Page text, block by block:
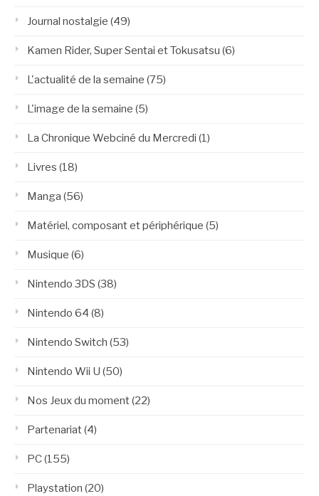
Journal nostalgie (49)
Kamen Rider, Super Sentai et Tokusatsu (6)
L'actualité de la semaine (75)
L'image de la semaine (5)
La Chronique Webciné du Mercredi (1)
Livres (18)
Manga (56)
Matériel, composant et périphérique (5)
Musique (6)
Nintendo 3DS (38)
Nintendo 64 (8)
Nintendo Switch (53)
Nintendo Wii U (50)
Nos Jeux du moment(22)
Partenariat(4)
PC(155)
Playstation (20)